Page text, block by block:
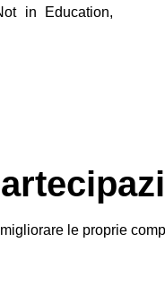
in Education,
le proprie